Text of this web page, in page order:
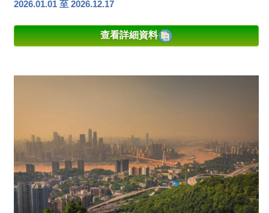
2026.01.01 至 2026.12.17
查看詳細資料